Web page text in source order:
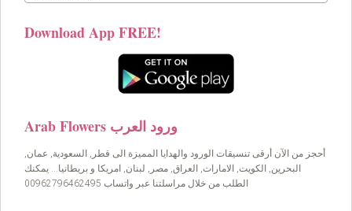
Download App FREE!
Arab Flowers ورود العرب
أحجز من الآن أرقى تنسيقات الورود والهدايا المميزة الى قطر, السعودية, عمان,
البحرين, الكويت, الامارات, العراق, مصر, لبنان, امريكا و بريطانيا… يمكنك
الطلب من خلال مراسلتنا عبر واتساب 00962796462495